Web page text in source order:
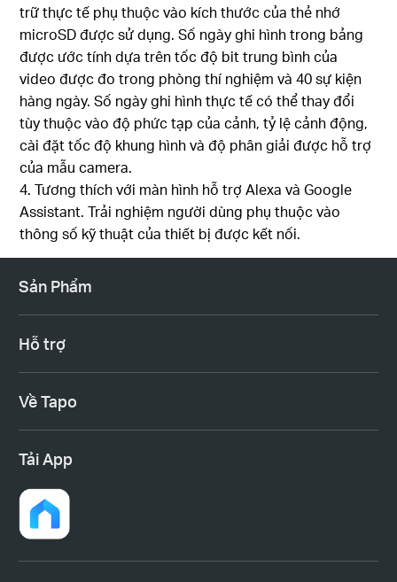
trữ thực tế phụ thuộc vào kích thước của thẻ nhớ
microSD được sử dụng. Số ngày ghi hình trong bảng
được ước tính dựa trên tốc độ bit trung bình của
video được đo trong phòng thí nghiệm và 40 sự kiện
hàng ngày. Số ngày ghi hình thực tế có thể thay đổi
tùy thuộc vào độ phức tạp của cảnh, tỷ lệ cảnh động,
cài đặt tốc độ khung hình và độ phân giải được hỗ trợ
của mẫu camera.
4. Tương thích với màn hình hỗ trợ Alexa và Google
Assistant. Trải nghiệm người dùng phụ thuộc vào
thông số kỹ thuật của thiết bị được kết nối.
Sản Phẩm
Hỗ trợ
Về Tapo
Tải App